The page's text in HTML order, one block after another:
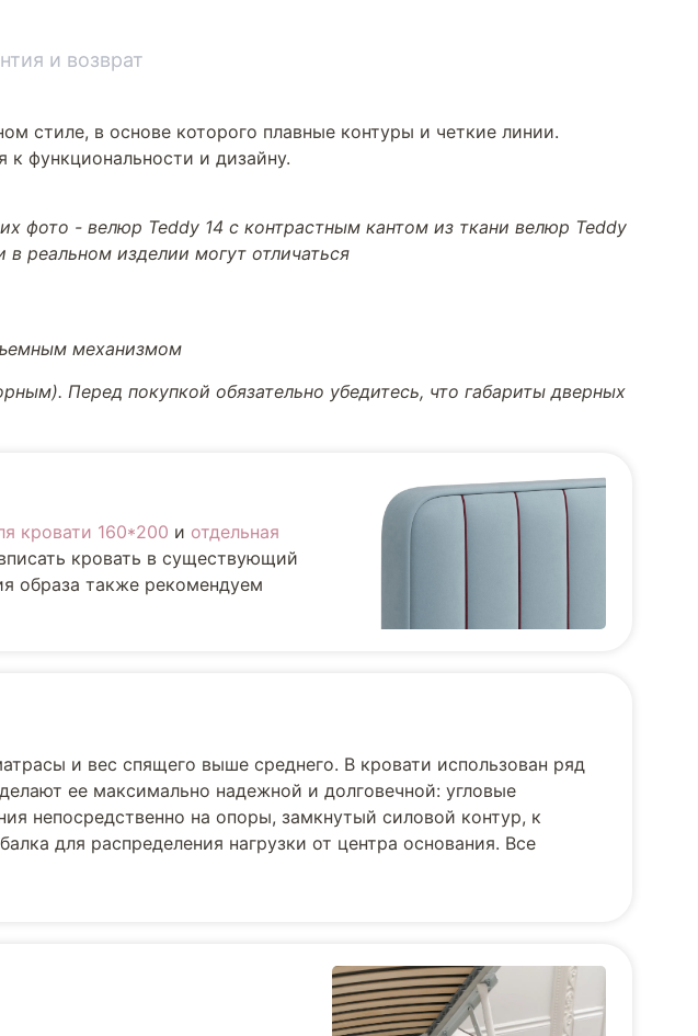
и возврат
стиле, в основе которого плавные контуры и четкие линии.
функциональности и дизайну.
фото - велюр Teddy 14 с контрастным кантом из ткани велюр Teddy
реальном изделии могут отличаться
механизмом
Перед покупкой обязательно убедитесь, что габариты дверных
кровати 160*200 и отдельная
кровать в существующий
образа также рекомендуем
и вес спящего выше среднего. В кровати использован ряд
ее максимально надежной и долговечной: угловые
непосредственно на опоры, замкнутый силовой контур, к
для распределения нагрузки от центра основания. Все